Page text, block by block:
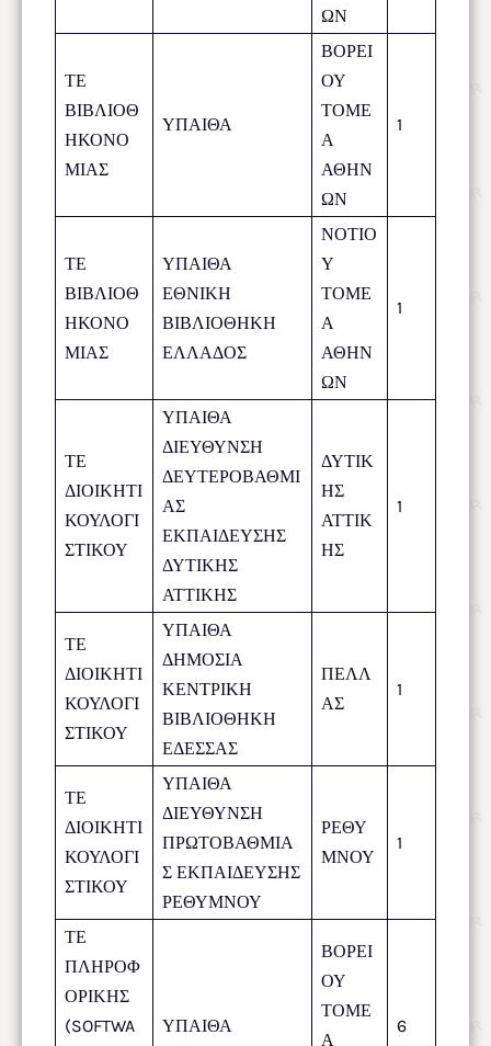
ΩΝ
ΤΕ
ΒΙΒΛΙΟΘ
ΗΚΟΝΟ
ΜΙΑΣ
ΥΠΑΙΘΑ
ΒΟΡΕΙ
ΟΥ
ΤΟΜΕ
Α
ΑΘΗΝ
ΩΝ
1
ΤΕ
ΒΙΒΛΙΟΘ
ΗΚΟΝΟ
ΜΙΑΣ
ΥΠΑΙΘΑ
ΕΘΝΙΚΗ
ΒΙΒΛΙΟΘΗΚΗ
ΕΛΛΑΔΟΣ
ΝΟΤΙΟ
Υ
ΤΟΜΕ
Α
ΑΘΗΝ
ΩΝ
1
ΤΕ
ΔΙΟΙΚΗΤΙ
ΚΟΥΛΟΓΙ
ΣΤΙΚΟΥ
ΥΠΑΙΘΑ
ΔΙΕΥΘΥΝΣΗ
ΔΕΥΤΕΡΟΒΑΘΜΙ
ΑΣ
ΕΚΠΑΙΔΕΥΣΗΣ
ΔΥΤΙΚΗΣ
ΑΤΤΙΚΗΣ
ΔΥΤΙΚ
ΗΣ
ΑΤΤΙΚ
ΗΣ
1
ΤΕ
ΔΙΟΙΚΗΤΙ
ΚΟΥΛΟΓΙ
ΣΤΙΚΟΥ
ΥΠΑΙΘΑ
ΔΗΜΟΣΙΑ
ΚΕΝΤΡΙΚΗ
ΒΙΒΛΙΟΘΗΚΗ
ΕΔΕΣΣΑΣ
ΠΕΛΛ
ΑΣ
1
ΤΕ
ΔΙΟΙΚΗΤΙ
ΚΟΥΛΟΓΙ
ΣΤΙΚΟΥ
ΥΠΑΙΘΑ
ΔΙΕΥΘΥΝΣΗ
ΠΡΩΤΟΒΑΘΜΙΑ
Σ ΕΚΠΑΙΔΕΥΣΗΣ
ΡΕΘΥΜΝΟΥ
ΡΕΘΥ
ΜΝΟΥ
1
ΤΕ
ΠΛΗΡΟΦ
ΟΡΙΚΗΣ
(SOFTWA
ΥΠΑΙΘΑ
ΒΟΡΕΙ
ΟΥ
ΤΟΜΕ
Α
6